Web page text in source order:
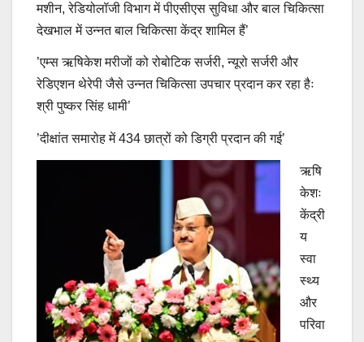
मशीन, रेडियोलॉजी विभाग में पीएसीएस सुविधा और बाल चिकित्सा
देखभाल में उन्नत बाल चिकित्सा केंद्र शामिल हैं’
’एम्स ऋषिकेश मरीजों को रोबोटिक सर्जरी, न्यूरो सर्जरी और
रेडिएशन थेरेपी जैसे उन्नत चिकित्सा उपचार प्रदान कर रहा हैः
श्री पुष्कर सिंह धामी’
’दीक्षांत समारोह में 434 छात्रों को डिग्री प्रदान की गई’
ऋषि
केशः
केंद्री
य
स्वा
स्थ्य
और
परिवा